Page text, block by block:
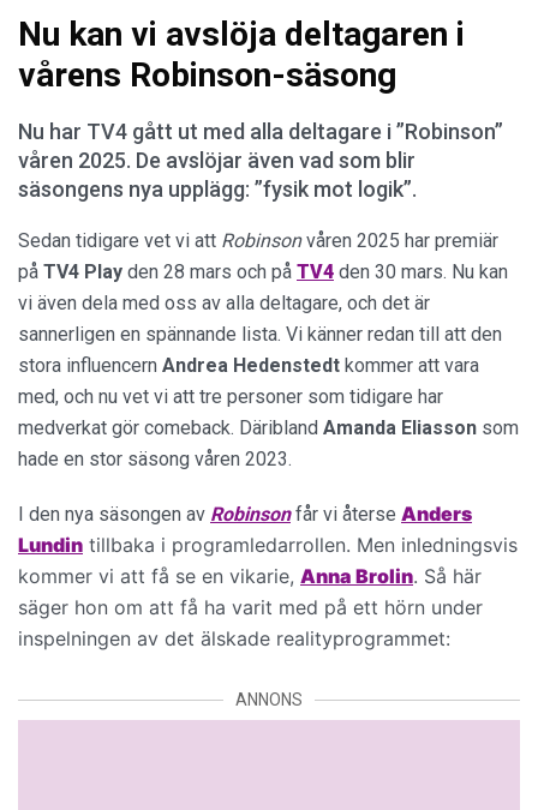
Nu kan vi avslöja deltagaren i
vårens Robinson-säsong
Nu har TV4 gått ut med alla deltagare i ”Robinson”
våren 2025. De avslöjar även vad som blir
säsongens nya upplägg: ”fysik mot logik”.
Sedan tidigare vet vi att Robinsonvåren 2025 har premiär
på TV4 Play den 28 mars och på TV4 den 30 mars. Nu kan
vi även dela med oss av alla deltagare, och det är
sannerligen en spännande lista. Vi känner redan till att den
stora influencern Andrea Hedenstedt kommer att vara
med, och nu vet vi att tre personer som tidigare har
medverkat gör comeback. Däribland Amanda Eliasson som
hade en stor säsong våren 2023.
I den nya säsongen av Robinsonfår vi återse Anders
Lundin tillbaka i programledarrollen. Men inledningsvis
kommer vi att få se en vikarie, Anna Brolin. Så här
säger hon om att få ha varit med på ett hörn under
inspelningen av det älskade realityprogrammet:
ANNONS